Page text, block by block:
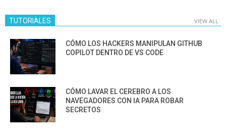
TUTORIALES VIEW ALL
CÓMO LOS HACKERS MANIPULAN GITHUB
COPILOT DENTRO DE VS CODE
CÓMO LAVAR EL CEREBRO A LOS
NAVEGADORES CON IA PARA ROBAR
SECRETOS